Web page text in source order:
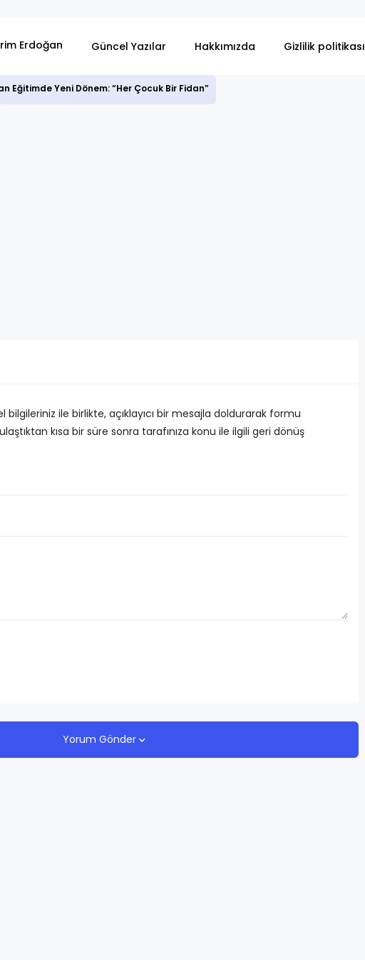
Erdoğan Güncel Yazılar Hakkımızda Gizlilik politikası
Eğitimde Yeni Dönem: “Her Çocuk Bir Fidan”
ile birlikte, açıklayıcı bir mesajla doldurarak formu
kısa bir süre sonra tarafınıza konu ile ilgili geri dönüş
Yorum Gönder